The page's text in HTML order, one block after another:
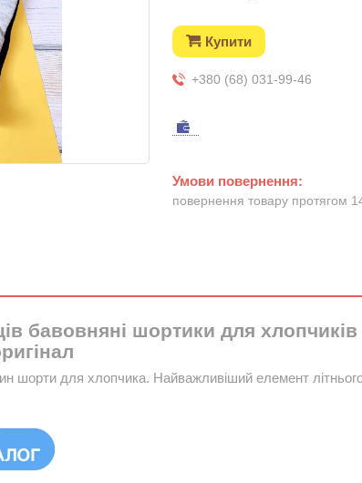
Купити
+380 (68) 031-99-46
повернення товару протягом
бавовняні шортики для хлопчиків
шорти для хлопчика. Найважливіший елемент